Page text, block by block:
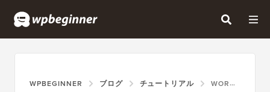
WPBEGINNER ブログ チュートリアル WORDPRESSで画像添付ファイルページを無効にする方法